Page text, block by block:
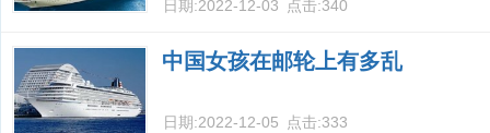
日期:2022-12-03 点击:340
中国女孩在邮轮上有多乱
日期:2022-12-05 点击:333